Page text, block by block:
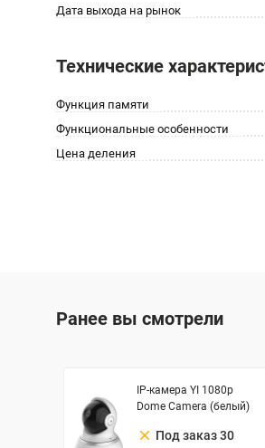
Дата выхода на рынок
Технические
Функция памяти
Функциональные особенности
Цена деления
Ранее вы смотрели
IP-камера YI 1080p
Dome Camera (белый)
clear Под заказ 30